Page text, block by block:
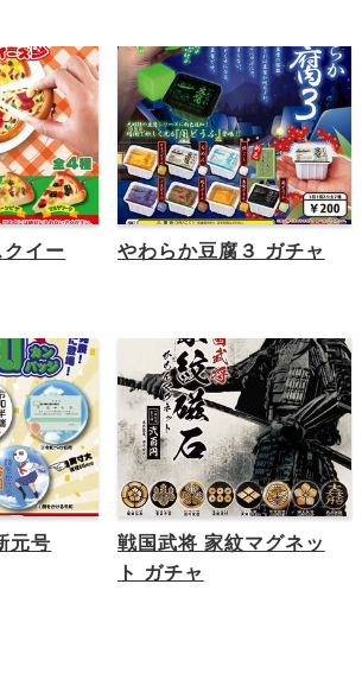
クイー
やわらか豆腐３ ガチャ
元号
戦国武将 家紋マグネッ
ト ガチャ